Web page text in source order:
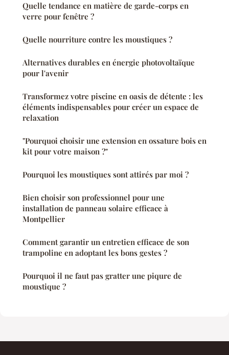
Quelle tendance en matière de garde-corps en
verre pour fenêtre ?
Quelle nourriture contre les moustiques ?
Alternatives durables en énergie photovoltaïque
pour l'avenir
Transformez votre piscine en oasis de détente : les
éléments indispensables pour créer un espace de
relaxation
"Pourquoi choisir une extension en ossature bois en
kit pour votre maison ?"
Pourquoi les moustiques sont attirés par moi ?
Bien choisir son professionnel pour une
installation de panneau solaire efficace à
Montpellier
Comment garantir un entretien efficace de son
trampoline en adoptant les bons gestes ?
Pourquoi il ne faut pas gratter une piqure de
moustique ?